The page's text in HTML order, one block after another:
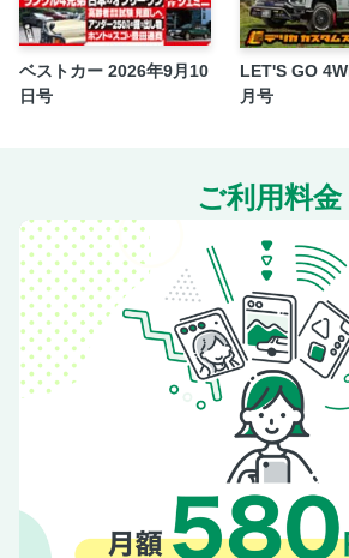
ベストカー 2026年9月10
日号
LET'S GO
月号
ご利用料金